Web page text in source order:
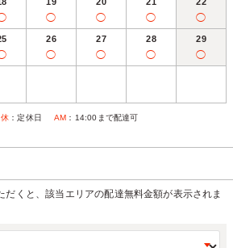
◯ ◯ ◯ ◯
26
◯
27
◯
28
◯
29
◯
休 ：定休日 AM ：14:00まで配達可
だくと、該当エリアの配達無料金額が表示されま